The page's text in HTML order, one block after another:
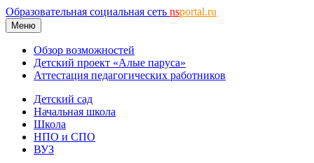
Образовательная социальная сеть nsportal.ru
Меню
Обзор возможностей
Детский проект «Алые паруса»
Аттестация педагогических работников
Детский сад
Начальная школа
Школа
НПО и СПО
ВУЗ